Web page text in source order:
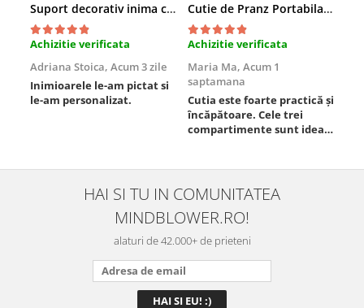
Suport decorativ inima cu mesaje, Cadou cu suflet
Achizitie verificata
Adriana Stoica, Acum 3 zile
Inimioarele le-am pictat si
le-am personalizat.
Cutie de Pranz Portabila cu Compartimente
Achizitie verificata
Maria Ma, Acum 1
saptamana
Cutia este foarte practică și
încăpătoare. Cele trei
compartimente sunt ideale
este sigură, fără scurgeri. O
folosesc aproape zilnic la
serviciu și sunt foarte
mulțumită.
HAI SI TU IN COMUNITATEA
MINDBLOWER.RO!
alaturi de 42.000+ de prieteni